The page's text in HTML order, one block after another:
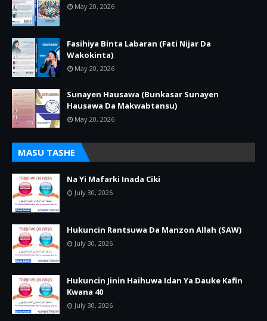
May 20, 2026
Fasihiya Binta Labaran (Fati Nijar Da
Wakokinta)
May 20, 2026
Sunayen Hausawa (Bunkasar Sunayen
Hausawa Da Makwabtansu)
May 20, 2026
MASU TASHE
Na Yi Mafarki Inada Ciki
July 30, 2026
Hukuncin Rantsuwa Da Manzon Allah (SAW)
July 30, 2026
Hukuncin Jinin Haihuwa Idan Ya Dauke Kafin
Kwana 40
July 30, 2026